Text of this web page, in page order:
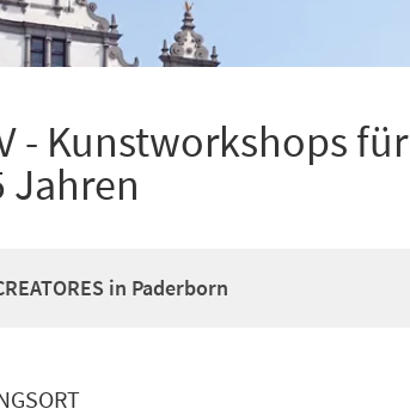
- Kunstworkshops für
Jahren
in Paderborn